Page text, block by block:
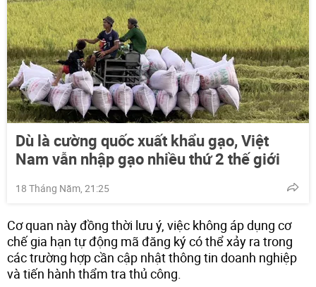
Dù là cường quốc xuất khẩu gạo, Việt
Nam vẫn nhập gạo nhiều thứ 2 thế giới
18 Tháng Năm, 21:25
Cơ quan này đồng thời lưu ý, việc không áp dụng cơ
chế gia hạn tự động mã đăng ký có thể xảy ra trong
các trường hợp cần cập nhật thông tin doanh nghiệp
và tiến hành thẩm tra thủ công.